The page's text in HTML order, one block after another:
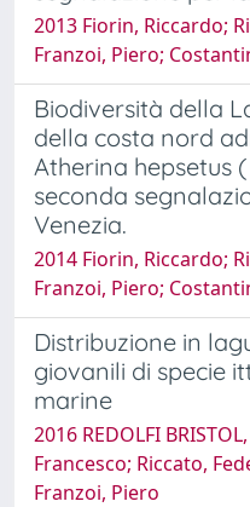
2013 Fiorin, Riccardo;
Franzoi, Piero;
Biodiversità della
della costa nord
Atherina hepsetus (
seconda
Venezia.
2014 Fiorin, Riccardo;
Franzoi, Piero;
Distribuzione in
giovanili di specie
marine
2016 REDOLFI
Francesco; Riccato,
Franzoi, Piero